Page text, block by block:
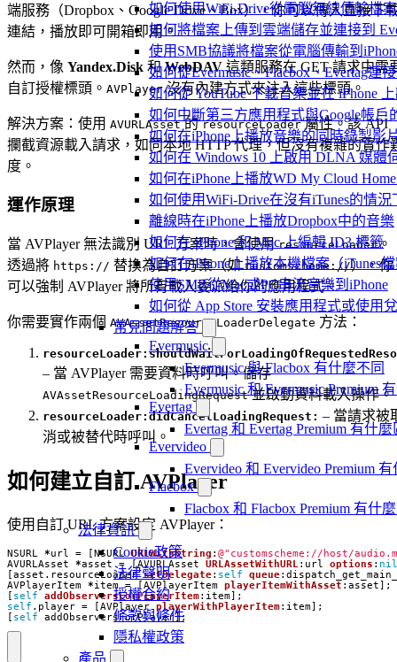
如何使用WiFi-Drive從電腦無線傳輸檔案
如何將檔案上傳到雲端儲存並連接到
使用SMB協議將檔案從電腦傳輸到
如何從Evermusic、Flacbox、Evertag連
如何從 YouTube 下載音樂並在 iPhone
如何中斷第三方應用程式與Google帳戶
如何在iPhone上播放音樂的同時錄製影
如何在 Windows 10 上啟用 DLNA 媒體
如何在iPhone上播放WD My Cloud
如何使用WiFi-Drive在沒有iTunes的情
離線時在iPhone上播放Dropbox中的音樂
如何在 iPhone 和 Mac 上編輯 ID3 標籤
如何在iPhone上播放本機檔案（iTunes
使用SMB從Mac或PC串流音樂到iPhone
如何從 App Store 安裝應用程式或使用
常見問題解答
Evermusic
Evermusic 與 Flacbox 有什麼不同
Evermusic 和 Evermusic Premium
Evertag
Evertag 和 Evertag Premium 有什
Evervideo
Evervideo 和 Evervideo Premium
Flacbox
Flacbox 和 Flacbox Premium 有什
法律資訊
Cookie政策
法律聲明
授權合約
條款與條件
隱私權政策
產品
端服務（Dropbox、Google Drive、Box），你可以傳入直接下
連結，播放即可開箱即用。
然而，像 Yandex.Disk 和WebDAV這類服務在 GET 請求中需
自訂授權標頭。 AVPlayer沒有內建方式來注入這些標頭。
解決方案：使用 AVURLAsset的resourceLoader屬性。該 API
攔截資源載入請求，如同本地 HTTP 代理，但沒有複雜的實作
度。
運作原理
當 AVPlayer 無法識別 URL 方案時，會使用resourceLoader。
透過將 https:// 替換為自訂方案（如customscheme://），你
可以強制 AVPlayer 將所有載入委派給你的應用程式。
你需要實作兩個 AVAssetResourceLoaderDelegate 方法：
– 當 AVPlayer 需要資料時呼叫。儲存
AVAssetResourceLoadingRequest並啟動資料載入操作。
resourceLoader:didCancelLoadingRequest: – 當請求被
消或被替代時呼叫。
如何建立自訂 AVPlayer
使用自訂 URL 方案設定 AVPlayer：
NSURL *url = [NSURL URLWithString : @"customscheme://host/
AVURLAsset
*asset = [AVURLAsset URLAssetWithURL : url options : nil
[asset . resourceLoader setDelegate: self queue:
AVPlayerItem *item = [AVPlayerItem playerItemWithAsset : asset];
[ self addObserversForPlayerItem: item];
self . player = [AVPlayer playerWithPlayerItem: item];
[ self addObserversForPlayer];